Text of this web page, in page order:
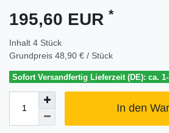
195,60 EUR *
Inhalt 4 Stück
Grundpreis 48,90 € / Stück
Sofort Versandfertig Lieferzeit (DE): ca.
In den